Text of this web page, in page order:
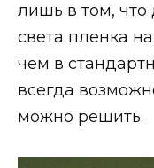
лишь в том, что
света пленка
чем в
всегда
можно решить.